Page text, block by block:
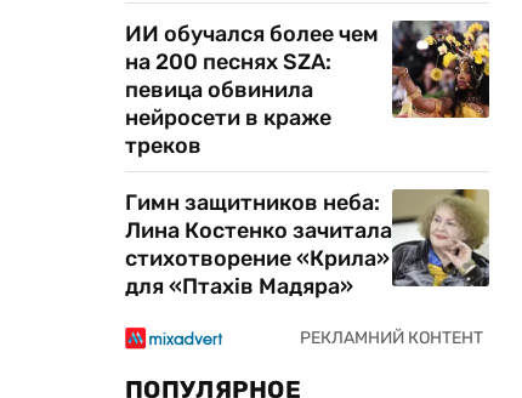
ИИ обучался более чем
на 200 песнях SZA:
певица обвинила
нейросети в краже
треков
Гимн защитников неба:
Лина Костенко зачитала
стихотворение «Крила»
для «Птахів Мадяра»
ПОПУЛЯРНОЕ